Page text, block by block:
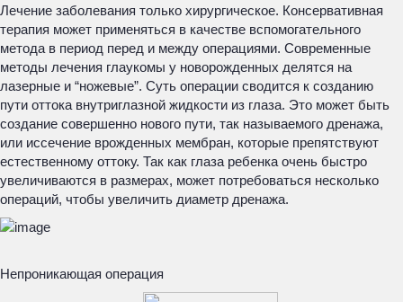
Лечение заболевания только хирургическое. Консервативная
терапия может применяться в качестве вспомогательного
метода в период перед и между операциями. Современные
методы лечения глаукомы у новорожденных делятся на
лазерные и “ножевые”. Суть операции сводится к созданию
пути оттока внутриглазной жидкости из глаза. Это может быть
создание совершенно нового пути, так называемого дренажа,
или иссечение врожденных мембран, которые препятствуют
естественному оттоку. Так как глаза ребенка очень быстро
увеличиваются в размерах, может потребоваться несколько
операций, чтобы увеличить диаметр дренажа.
Непроникающая операция